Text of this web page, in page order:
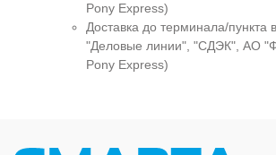
Pony Express)
Доставка до терминала/пункта
"Деловые линии", "СДЭК", АО
Pony Express)